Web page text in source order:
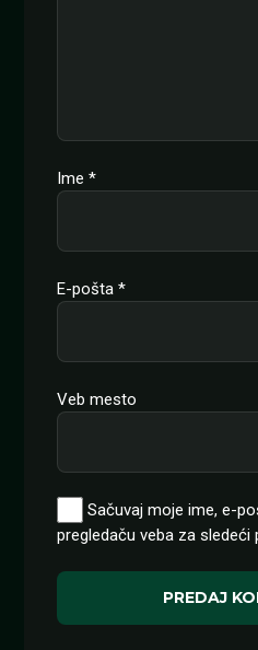
Ime *
E-pošta *
Veb mesto
Sačuvaj moje ime, e-
pregledaču veba za